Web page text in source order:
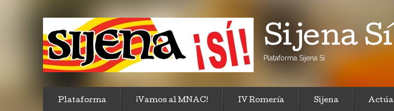
Sijena Sí
Plataforma Sijena Sí
Plataforma ¡Vamos al MNAC! IV Romería Sijena Actúa